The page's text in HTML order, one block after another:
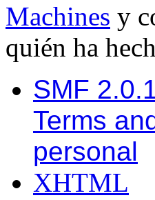
Machines y
quién ha
SMF
Terms
personal
XHTML